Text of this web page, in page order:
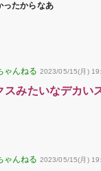
ったからなあ
2023/05/15(月)
スみたいなデカい
2023/05/15(月)